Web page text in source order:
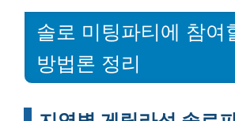
솔로 미팅파티에 참여
방법론 정리